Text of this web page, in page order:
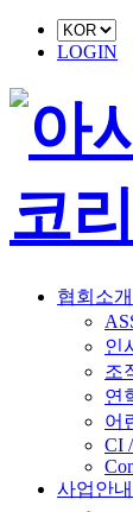
LOGIN
협회소개
인
조
연
어
CI
사업안내